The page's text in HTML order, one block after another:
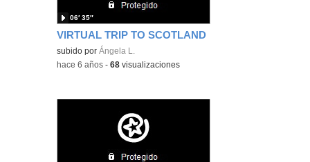
VIRTUAL TRIP TO SCOTLAND
subido porÁngela L.
06′ 35″
-hace 6 años -68 visualizaciones